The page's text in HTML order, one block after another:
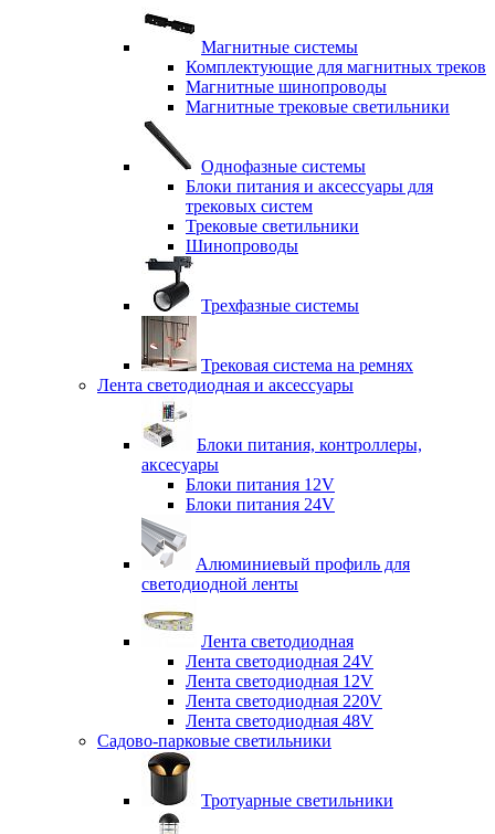
Магнитные системы
Комплектующие для магнитных треков
Магнитные шинопроводы
Магнитные трековые светильники
Однофазные системы
Блоки питания и аксессуары для
трековых систем
Трековые светильники
Шинопроводы
Трехфазные системы
Трековая система на ремнях
Лента светодиодная и аксессуары
Блоки питания, контроллеры,
аксесуары
Блоки питания 12V
Блоки питания 24V
Алюминиевый профиль для
светодиодной ленты
Лента светодиодная
Лента светодиодная 24V
Лента светодиодная 12V
Лента светодиодная 220V
Лента светодиодная 48V
Садово-парковые светильники
Тротуарные светильники